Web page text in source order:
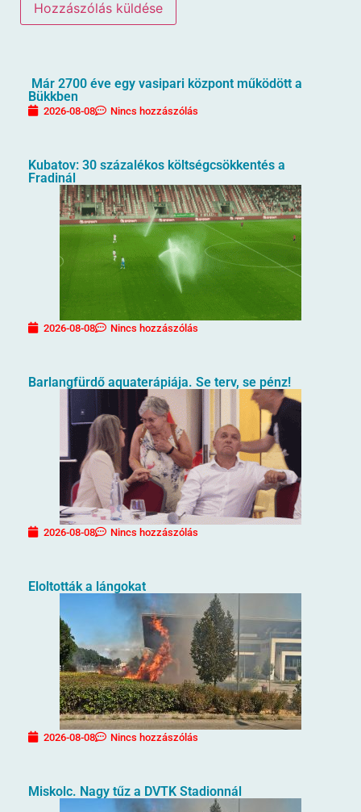
Már 2700 éve egy vasipari központ működött a
Bükkben
2026-08-08 Nincs hozzászólás
Kubatov: 30 százalékos költségcsökkentés a
Fradinál
2026-08-08 Nincs hozzászólás
Barlangfürdő aquaterápiája. Se terv, se pénz!
2026-08-08 Nincs hozzászólás
Eloltották a lángokat
2026-08-08 Nincs hozzászólás
Miskolc. Nagy tűz a DVTK Stadionnál